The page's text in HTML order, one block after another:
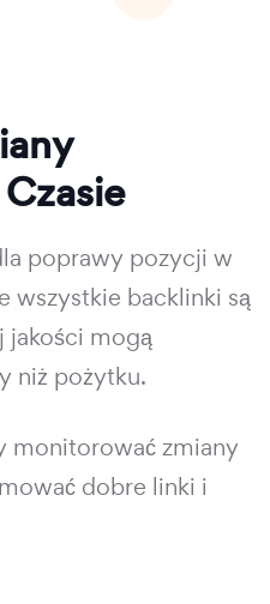
poprawy pozycji w
wszystkie backlinki są
jakości mogą
niż pożytku.
monitorować zmiany
dobre linki i